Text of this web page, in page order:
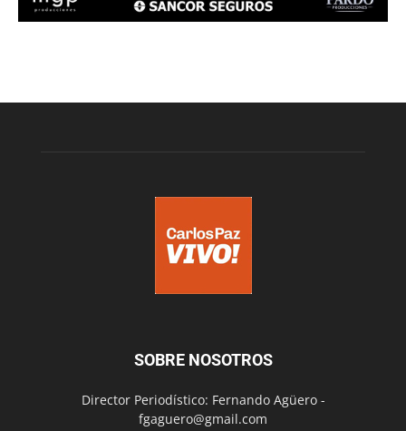
SOBRE NOSOTROS
Director Periodístico: Fernando Agüero -
fgaguero@gmail.com